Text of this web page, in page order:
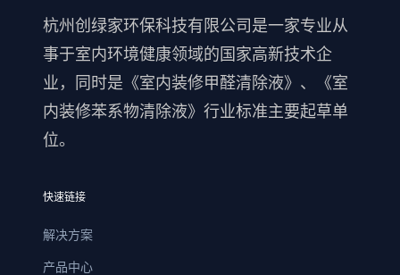
杭州创绿家环保科技有限公司是一家专业从
事于室内环境健康领域的国家高新技术企
业，同时是《室内装修甲醛清除液》、《室
内装修苯系物清除液》行业标准主要起草单
位。
快速链接
解决方案
产品中心